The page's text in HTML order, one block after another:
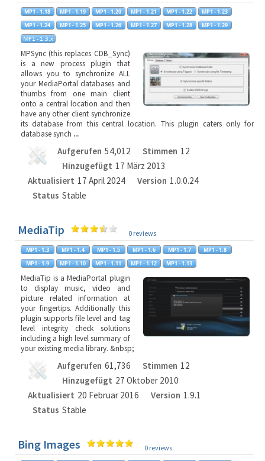
MPSync (this replaces CDB_Sync)
is a new process plugin that
allows you to synchronize ALL
your MediaPortal databases and
thumbs from one main client
onto a central location and then
have any other client synchronize
its database from this central location. This plugin caters only for
database synch ...
Aufgerufen 54,012 Stimmen 12
Hinzugefügt 17 März 2013
Aktualisiert 17 April 2024 Version 1.0.0.24
Status Stable
MediaTip 0 reviews
MediaTip is a MediaPortal plugin
to display music, video and
picture related information at
your fingertips. Additionally this
plugin supports file level and tag
level integrity check solutions
including a high level summary of
your existing media library. &nbsp;
Aufgerufen 61,736 Stimmen 12
Hinzugefügt 27 Oktober 2010
Aktualisiert 20 Februar 2016 Version 1.9.1
Status Stable
Bing Images 0 reviews